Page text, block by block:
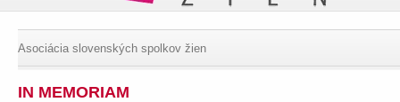
Asociácia slovenských spolkov žien
IN MEMORIAM